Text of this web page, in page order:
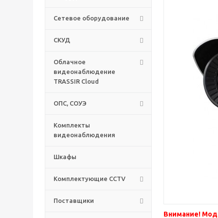
Сетевое оборудование
СКУД
Облачное
видеонаблюдение
TRASSIR Cloud
ОПС, СОУЭ
Комплекты
видеонаблюдения
Шкафы
Комплектующие CCTV
Поставщики
Внимание!